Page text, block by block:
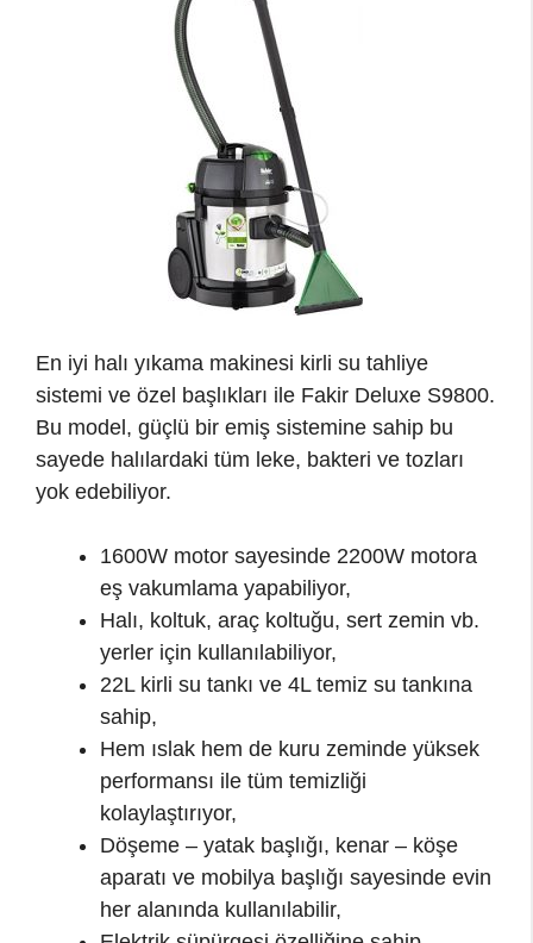
En iyi halı yıkama makinesi kirli su tahliye
sistemi ve özel başlıkları ile Fakir Deluxe S9800.
Bu model, güçlü bir emiş sistemine sahip bu
sayede halılardaki tüm leke, bakteri ve tozları
yok edebiliyor.
1600W motor sayesinde 2200W motora
eş vakumlama yapabiliyor,
Halı, koltuk, araç koltuğu, sert zemin vb.
yerler için kullanılabiliyor,
22L kirli su tankı ve 4L temiz su tankına
sahip,
Hem ıslak hem de kuru zeminde yüksek
performansı ile tüm temizliği
kolaylaştırıyor,
Döşeme – yatak başlığı, kenar – köşe
aparatı ve mobilya başlığı sayesinde evin
her alanında kullanılabilir,